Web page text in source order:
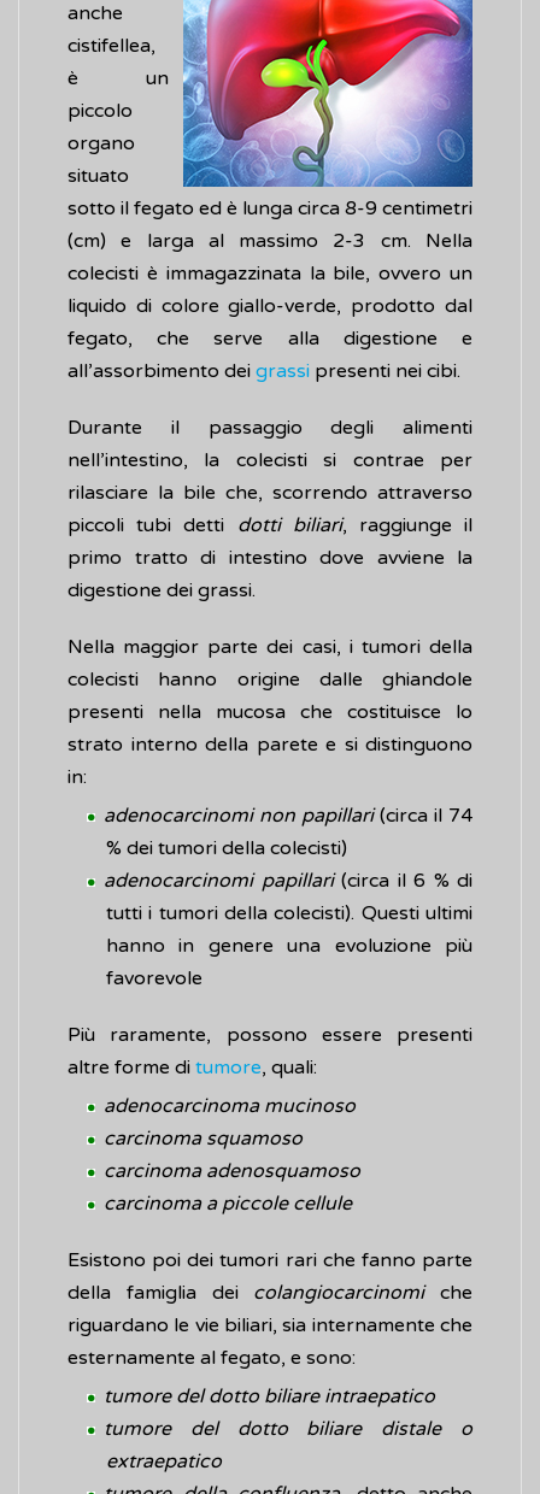
anche
cistifellea,
è un
piccolo
organo
situato
sotto il fegato ed è lunga circa 8-9 centimetri
(cm) e larga al massimo 2-3 cm. Nella
colecisti è immagazzinata la bile, ovvero un
liquido di colore giallo-verde, prodotto dal
fegato, che serve alla digestione e
all’assorbimento dei grassi presenti nei cibi.
Durante il passaggio degli alimenti
nell’intestino, la colecisti si contrae per
rilasciare la bile che, scorrendo attraverso
piccoli tubi detti dotti biliari, raggiunge il
primo tratto di intestino dove avviene la
digestione dei grassi.
Nella maggior parte dei casi, i tumori della
colecisti hanno origine dalle ghiandole
presenti nella mucosa che costituisce lo
strato interno della parete e si distinguono
in:
adenocarcinomi non papillari(circa il 74
% dei tumori della colecisti)
adenocarcinomi papillari(circa il 6 % di
tutti i tumori della colecisti). Questi ultimi
hanno in genere una evoluzione più
favorevole
Più raramente, possono essere presenti
altre forme di tumore, quali:
adenocarcinoma mucinoso
carcinoma squamoso
carcinoma adenosquamoso
carcinoma a piccole cellule
Esistono poi dei tumori rari che fanno parte
della famiglia dei colangiocarcinomiche
riguardano le vie biliari, sia internamente che
esternamente al fegato, e sono:
tumore del dotto biliare intraepatico
tumore del dotto biliare distale
o
extraepatico